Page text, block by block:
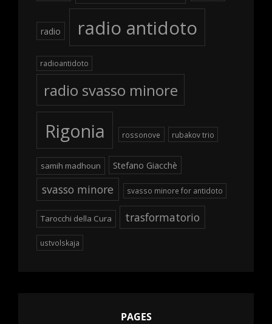
radio radio antidoto
radioantidoto
radio svasso minore
Rigonia rossonove rubakov trio
samih madhoun Stefano Giacchè
svasso minore svasso minore for antidoto
Tarocchi della Cura trasformatorio
ustvolskaja
PAGES